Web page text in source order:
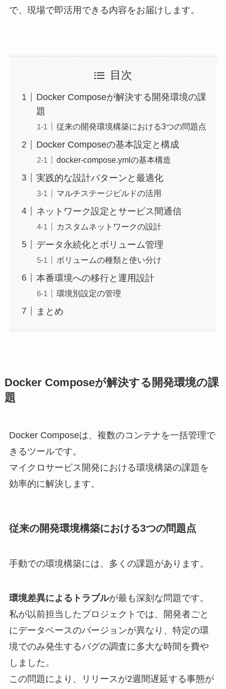
で、現場で即活用できる内容をお届けします。
目次
Docker Composeが解決する開発環境の課
題
従来の開発環境構築における3つの問題点
Docker Composeの基本設定と構成
docker-compose.ymlの基本構造
実践的な設計パターンと最適化
マルチステージビルドの活用
ネットワーク設定とサービス間通信
カスタムネットワークの設計
データ永続化とボリューム管理
ボリュームの種類と使い分け
本番環境への移行と運用設計
環境別設定の管理
まとめ
Docker Composeが解決する開発環境の課
題
Docker Composeは、複数のコンテナを一括管理で
きるツールです。
マイクロサービス開発における環境構築の課題を
効率的に解決します。
従来の開発環境構築における3つの問題点
手動での環境構築には、多くの課題があります。
環境差異によるトラブルが最も深刻な問題です。
私が以前担当したプロジェクトでは、開発者ごと
にデータベースのバージョンが異なり、特定の環
境でのみ発生するバグの調査に多大な時間を費や
しました。
この問題により、リリースが2週間遅延する事態が